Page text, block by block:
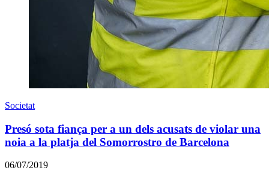
Societat
Presó sota fiança per a un dels acusats de violar una
noia a la platja del Somorrostro de Barcelona
06/07/2019